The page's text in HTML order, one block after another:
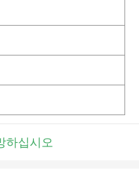
하십시오